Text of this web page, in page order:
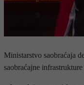
Ministarstvo saobraćaja
saobraćajne